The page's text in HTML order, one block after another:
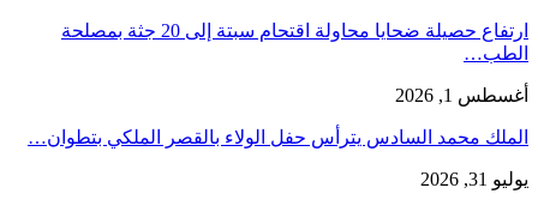
ارتفاع حصيلة ضحايا محاولة اقتحام سبتة إلى 20 جثة بمصلحة
الطب…
أغسطس 1, 2026
الملك محمد السادس يترأس حفل الولاء بالقصر الملكي بتطوان…
يوليو 31, 2026